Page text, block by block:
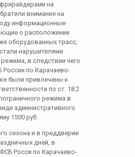
на
внимание на
информационные
о расположении
оборудованных трасс,
нарушителями
в следствии чего
по Карачаево-
были привлечены к
по ст. 18.2
режима в
административного
1500 руб.
сезона и в преддверии
дней, в
Росси по Карачаево-